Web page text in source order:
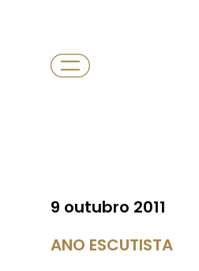
9 outubro 2011
ANO ESCUTISTA